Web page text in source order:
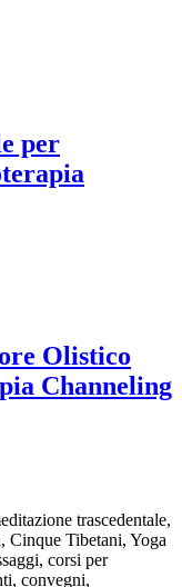
per
Olistico
Channeling
trascedentale,
Cinque Tibetani, Yoga
corsi per
convegni,